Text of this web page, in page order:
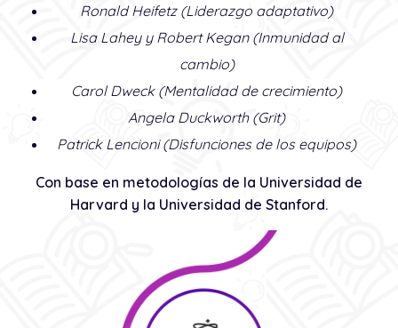
Ronald Heifetz(Liderazgo adaptativo)
Lisa Lahey y Robert Kegan(Inmunidad al
cambio)
Carol Dweck(Mentalidad de crecimiento)
Angela Duckworth(Grit)
Patrick Lencioni (Disfunciones de los equipos)
Con base en metodologías de la Universidad de
Harvard y la Universidad de Stanford.